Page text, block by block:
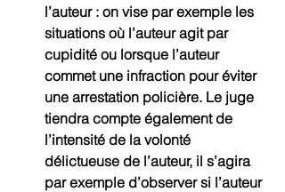
l’auteur : on vise par exemple les
situations où l’auteur agit par
cupidité ou lorsque l’auteur
commet une infraction pour éviter
une arrestation policière. Le juge
tiendra compte également de
l’intensité de la volonté
délictueuse de l’auteur, il s’agira
par exemple d’observer si l’auteur